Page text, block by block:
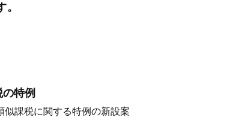
特例
似課税に関する特例の新設案